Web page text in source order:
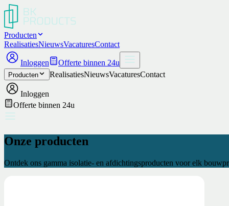
Producten
RealisatiesNieuwsVacaturesContact
Inloggen Offerte binnen 24u
Producten RealisatiesNieuwsVacaturesContact
Inloggen
Offerte binnen 24u
Onze producten
Ontdek ons gamma isolatie- en afdichtingsproducten voor elk